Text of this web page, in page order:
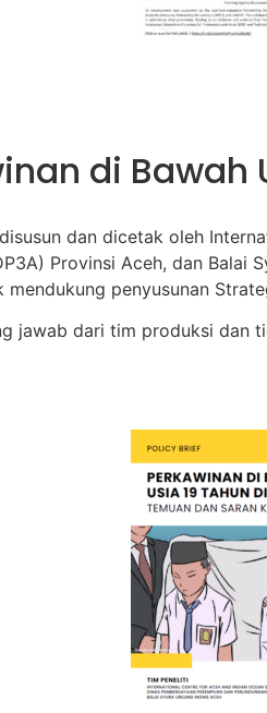
di
dan dicetak oleh
Provinsi Aceh, dan
penyusunan
jawab dari tim produksi dan